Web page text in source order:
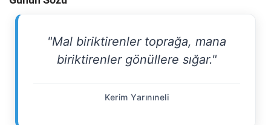
"Mal biriktirenler toprağa, mana
biriktirenler gönüllere sığar."
Kerim Yarınıneli